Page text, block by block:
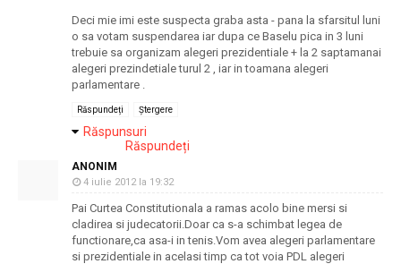
Deci mie imi este suspecta graba asta - pana la sfarsitul luni
o sa votam suspendarea iar dupa ce Baselu pica in 3 luni
trebuie sa organizam alegeri prezidentiale + la 2 saptamanai
alegeri prezindetiale turul 2 , iar in toamana alegeri
parlamentare .
Răspundeți Ștergere
Răspunsuri
Răspundeți
ANONIM
4 iulie 2012 la 19:32
Pai Curtea Constitutionala a ramas acolo bine mersi si
cladirea si judecatorii.Doar ca s-a schimbat legea de
functionare,ca asa-i in tenis.Vom avea alegeri parlamentare
si prezidentiale in acelasi timp ca tot voia PDL alegeri